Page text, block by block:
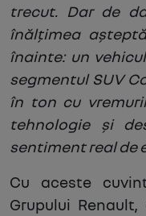
trecut. Dar de
înălțimea
înainte: un
segmentul SUV
în ton cu
tehnologie și
sentiment real de
Cu aceste
Grupului